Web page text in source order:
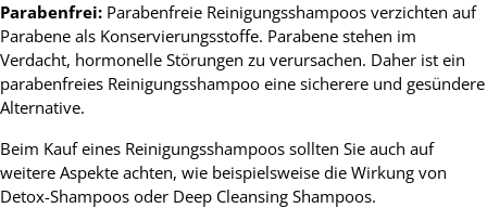
Parabenfrei: Parabenfreie Reinigungsshampoos verzichten auf
Parabene als Konservierungsstoffe. Parabene stehen im
Verdacht, hormonelle Störungen zu verursachen. Daher ist ein
parabenfreies Reinigungsshampoo eine sicherere und gesündere
Alternative.
Beim Kauf eines Reinigungsshampoos sollten Sie auch auf
weitere Aspekte achten, wie beispielsweise die Wirkung von
Detox-Shampoos oder Deep Cleansing Shampoos.